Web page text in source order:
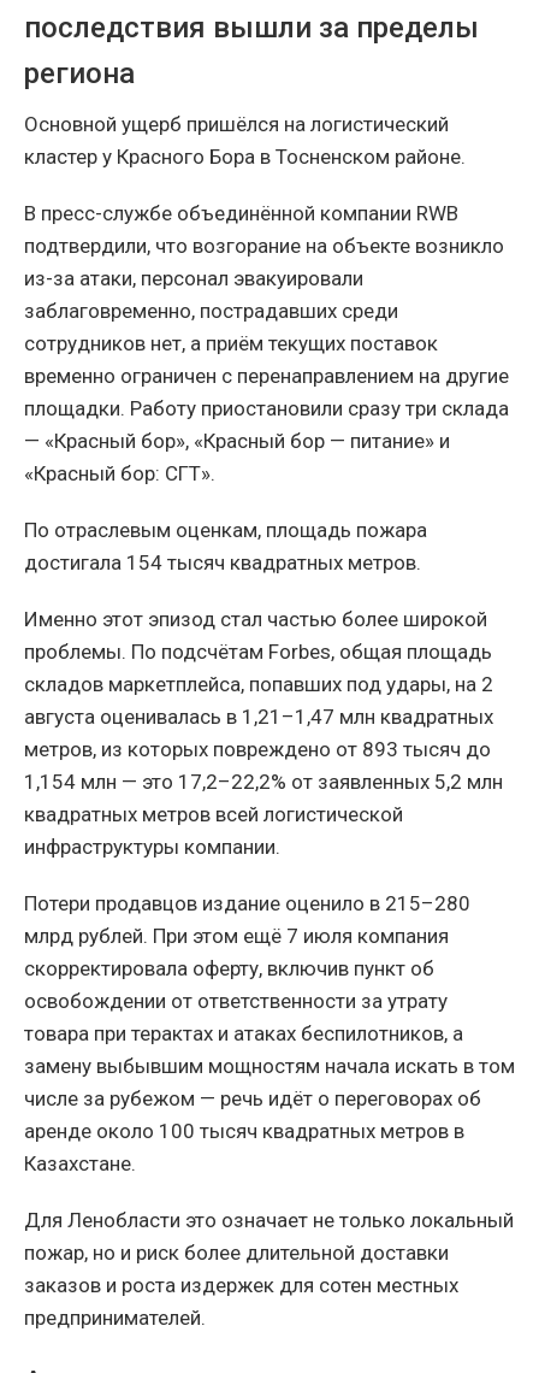
последствия вышли за пределы
региона
Основной ущерб пришёлся на логистический
кластер у Красного Бора в Тосненском районе.
В пресс-службе объединённой компании RWB
подтвердили, что возгорание на объекте возникло
из-за атаки, персонал эвакуировали
заблаговременно, пострадавших среди
сотрудников нет, а приём текущих поставок
временно ограничен с перенаправлением на другие
площадки. Работу приостановили сразу три склада
— «Красный бор», «Красный бор — питание» и
«Красный бор: СГТ».
По отраслевым оценкам, площадь пожара
достигала 154 тысяч квадратных метров.
Именно этот эпизод стал частью более широкой
проблемы. По подсчётам Forbes, общая площадь
складов маркетплейса, попавших под удары, на 2
августа оценивалась в 1,21–1,47 млн квадратных
метров, из которых повреждено от 893 тысяч до
1,154 млн — это 17,2–22,2% от заявленных 5,2 млн
квадратных метров всей логистической
инфраструктуры компании.
Потери продавцов издание оценило в 215–280
млрд рублей. При этом ещё 7 июля компания
скорректировала оферту, включив пункт об
освобождении от ответственности за утрату
товара при терактах и атаках беспилотников, а
замену выбывшим мощностям начала искать в том
числе за рубежом — речь идёт о переговорах об
аренде около 100 тысяч квадратных метров в
Казахстане.
Для Ленобласти это означает не только локальный
пожар, но и риск более длительной доставки
заказов и роста издержек для сотен местных
предпринимателей.